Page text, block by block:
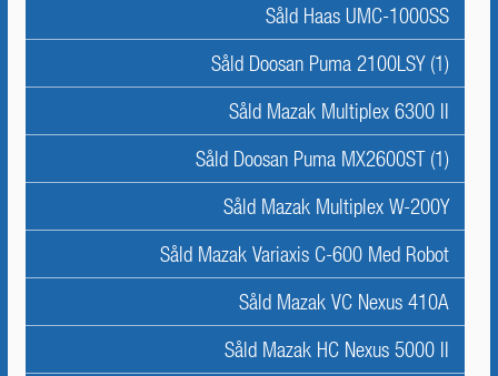
Såld Haas UMC-1000SS
Såld Doosan Puma 2100LSY (1)
Såld Mazak Multiplex 6300 II
Såld Doosan Puma MX2600ST (1)
Såld Mazak Multiplex W-200Y
Såld Mazak Variaxis C-600 Med Robot
Såld Mazak VC Nexus 410A
Såld Mazak HC Nexus 5000 II